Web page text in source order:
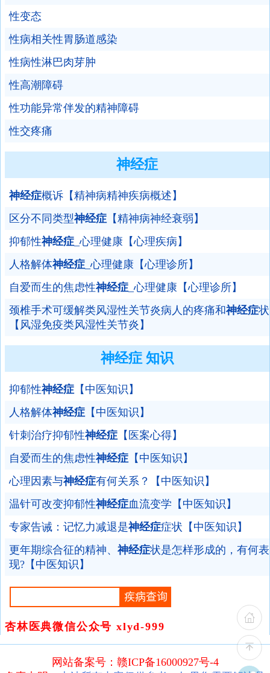
性变态
性病相关性胃肠道感染
性病性淋巴肉芽肿
性高潮障碍
性功能异常伴发的精神障碍
性交疼痛
神经症
神经症概诉【精神病精神疾病概述】
区分不同类型神经症 【精神病神经衰弱】
抑郁性神经症 _心理健康【心理疾病】
人格解体神经症 _心理健康【心理诊所】
自爱而生的焦虑性神经症 _心理健康【心理诊所】
颈椎手术可缓解类风湿性关节炎病人的疼痛和神经症状
【风湿免疫类风湿性关节炎】
神经症 知识
抑郁性神经症 【中医知识】
人格解体神经症 【中医知识】
针刺治疗抑郁性神经症 【医案心得】
自爱而生的焦虑性神经症 【中医知识】
心理因素与神经症有何关系？【中医知识】
温针可改变抑郁性神经症血流变学【中医知识】
专家告诫：记忆力减退是神经症症状【中医知识】
更年期综合征的精神、 神经症状是怎样形成的，有何表
现?【中医知识】
杏林医典微信公众号 xlyd-999
网站备案号：赣ICP备16000927号-4